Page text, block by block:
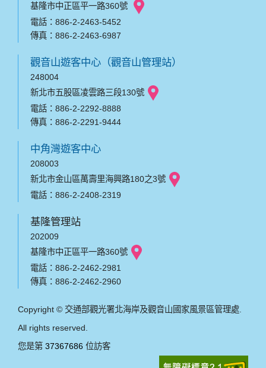
基隆市中正區平一路360號
電話：886-2-2463-5452
傳真：886-2-2463-6987
觀音山遊客中心（觀音山管理站）
248004
新北市五股區凌雲路三段130號
電話：886-2-2292-8888
傳真：886-2-2291-9444
中角灣遊客中心
208003
新北市金山區萬壽里海興路180之3號
電話：886-2-2408-2319
基隆管理站
202009
基隆市中正區平一路360號
電話：886-2-2462-2981
傳真：886-2-2462-2960
Copyright © 交通部觀光署北海岸及觀音山國家風景區管理處.
All rights reserved.
您是第 37367686 位訪客